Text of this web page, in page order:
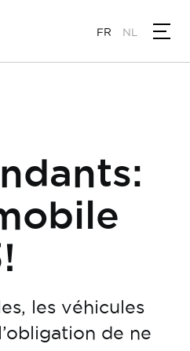
FR NL
les véhicules
de ne